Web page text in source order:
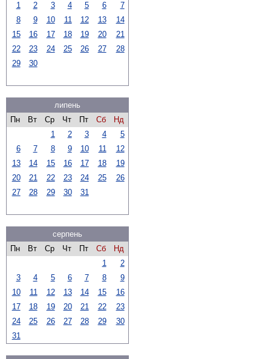
1
2 3 4 5 6
7
8
9 10 11 12 13
14
15
16 17 18 19 20
21
22
23 24 25 26 27
28
29
30
липень
Пн
Вт Ср Чт Пт Сб
Нд
1
2 3 4
5
6
7 8 9 10 11
12
13
14 15 16 17 18
19
20
21 22 23 24 25
26
27
28 29 30 31
серпень
Пн
Вт Ср Чт Пт Сб
Нд
1
2
3
4 5 6 7 8
9
10
11 12 13 14 15
16
17
18 19 20 21 22
23
24
25 26 27 28 29
30
31